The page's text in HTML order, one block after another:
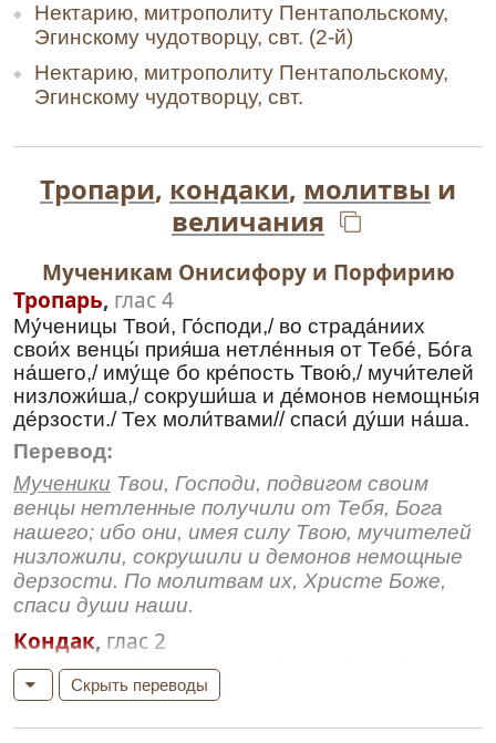
Нектарию, митрополиту Пентапольскому,
Эгинскому чудотворцу, свт. (2-й)
Нектарию, митрополиту Пентапольскому,
Эгинскому чудотворцу, свт.
Тропари, кондаки, молитвы и
величания
Мученикам Онисифору и Порфирию
Тропарь, глас 4
Му́ченицы Твои́, Го́споди,/ во страда́ниих
свои́х венцы́ прия́ша нетле́нныя от Тебе́, Бо́га
на́шего,/ иму́ще бо кре́пость Твою́,/ мучи́телей
низложи́ша,/ сокруши́ша и де́монов немощны́я
де́рзости./ Тех моли́твами// спаси́ ду́ши на́ша.
Перевод:
Мученики Твои, Господи, подвигом своим
венцы нетленные получили от Тебя, Бога
нашего; ибо они, имея силу Твою, мучителей
низложили, сокрушили и демонов немощные
дерзости. По молитвам их, Христе Боже,
спаси души наши.
Кондак, глас 2
Му́ченик дво́ица, пострада́вше кре́пко,/
вра́жию горды́ню на зе́млю низложи́сте,/
Скрыть переводы